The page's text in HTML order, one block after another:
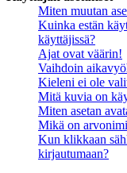
Miten muutan
Kuinka estän
käyttäjissä?
Ajat ovat väärin!
Vaihdoin
Kieleni ei ole
Mitä kuvia on
Miten asetan
Mikä on
Kun klikkaan
kirjautumaan?